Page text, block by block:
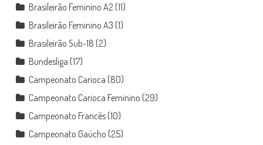
Brasileirão Feminino A2 (11)
Brasileirão Feminino A3 (1)
Brasileirão Sub-18 (2)
Bundesliga (17)
Campeonato Carioca (80)
Campeonato Carioca Feminino (29)
Campeonato Francês(10)
Campeonato Gaúcho (25)